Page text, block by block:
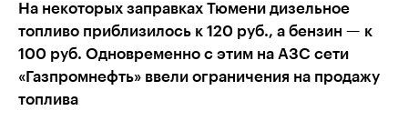
На некоторых заправках Тюмени дизельное
топливо приблизилось к 120 руб., а бензин — к
100 руб. Одновременно с этим на АЗС сети
«Газпромнефть» ввели ограничения на продажу
топлива